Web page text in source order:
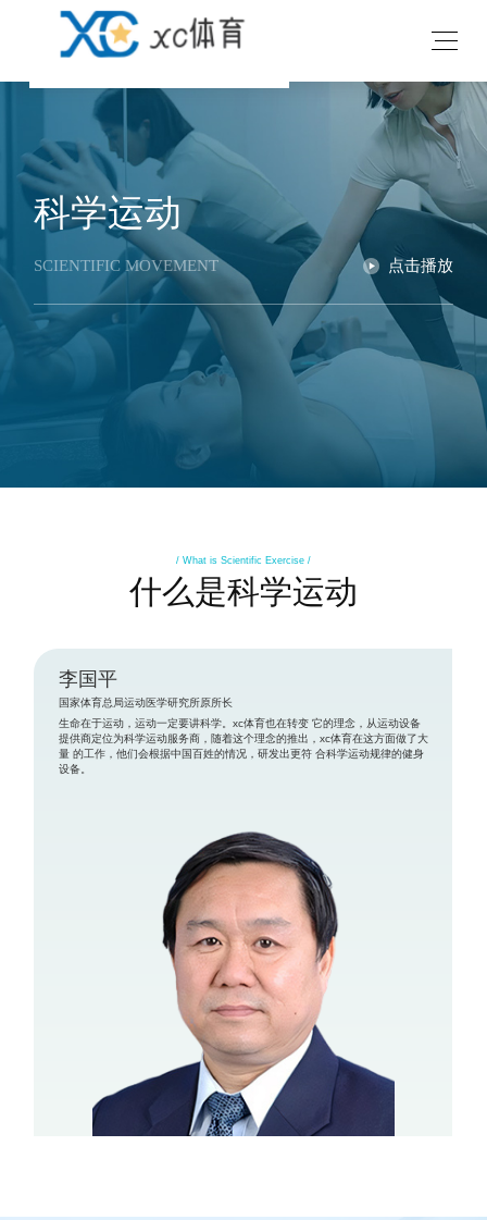
科学运动
SCIENTIFIC MOVEMENT 点击播放
/ What is Scientific Exercise /
什么是科学运动
李国平
国家体育总局运动医学研究所原所长
生命在于运动，运动一定要讲科学。xc体育也在转变 它的理念，从运动设备
提供商定位为科学运动服务商，随着这个理念的推出，xc体育在这方面做了大
量 的工作，他们会根据中国百姓的情况，研发出更符 合科学运动规律的健身
设备。